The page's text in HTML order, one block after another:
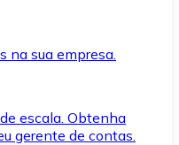
na sua empresa.
escala. Obtenha
gerente de contas.